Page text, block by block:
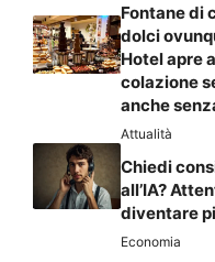
Fontane di
dolci
Hotel apre
colazione
anche
Attualità
Chiedi
all’IA?
diventare
Economia